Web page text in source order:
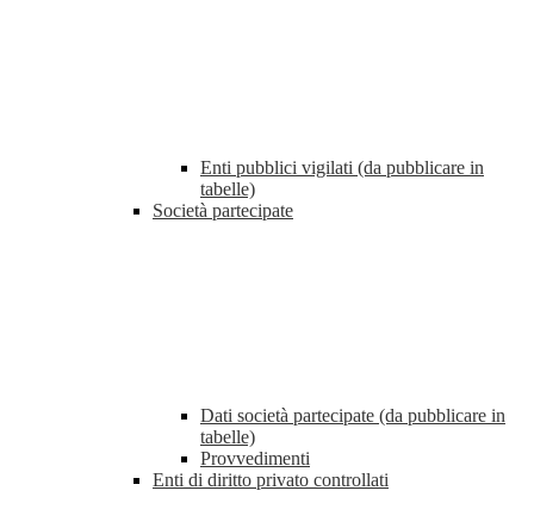
Enti pubblici vigilati (da pubblicare in
tabelle)
Società partecipate
Dati società partecipate (da pubblicare in
tabelle)
Provvedimenti
Enti di diritto privato controllati